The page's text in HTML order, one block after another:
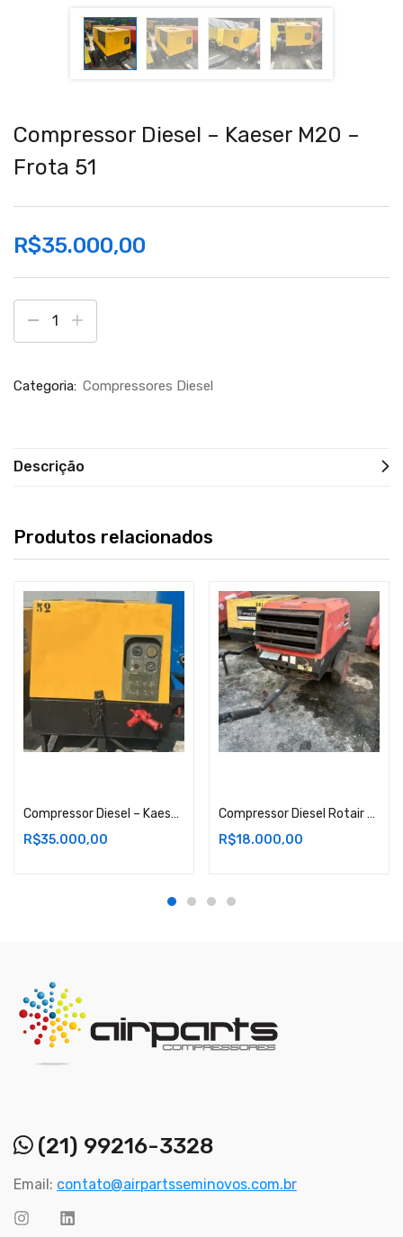
Compressor Diesel – Kaeser M20 –
Frota 51
R$35.000,00
Categoria: Compressores Diesel
Descrição
Produtos relacionados
Compressor Diesel – Kaeser M20 – Frota 52
R$35.000,00
Compressor Diesel Rotair – Frota 134
R$18.000,00
(21) 99216-3328
Email: contato@airpartsseminovos.com.br